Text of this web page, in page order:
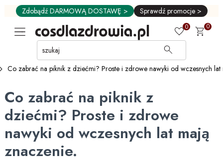
Przejdź
GŁÓWNEJ
ZAWARTOŚCI
MENU
UŻYTKOWNIKA
WYSZUKIWARKI
Zdobądź DARMOWĄ DOSTAWĘ > Sprawdź promocje >
0 0
Co zabrać na piknik z dziećmi? Proste i zdrowe nawyki od wczesnych lat
Co zabrać na piknik z
dziećmi? Proste i zdrowe
nawyki od wczesnych lat mają
znaczenie.